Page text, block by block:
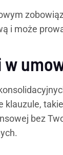
i może
w
bez